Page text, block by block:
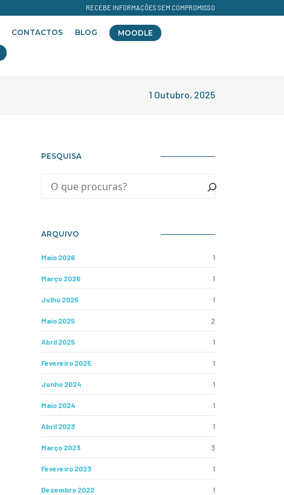
RECEBE INFORMAÇÕES SEM COMPROMISSO
CONTACTOS BLOG MOODLE
1 Outubro, 2025
PESQUISA
ARQUIVO
Maio 2026 1
Março 2026 1
Julho 2025 1
Maio 2025 2
Abril 2025 1
Fevereiro 2025 1
Junho 2024 1
Maio 2024 1
Abril 2023 1
Março 2023 3
Fevereiro 2023 1
Dezembro 2022 1